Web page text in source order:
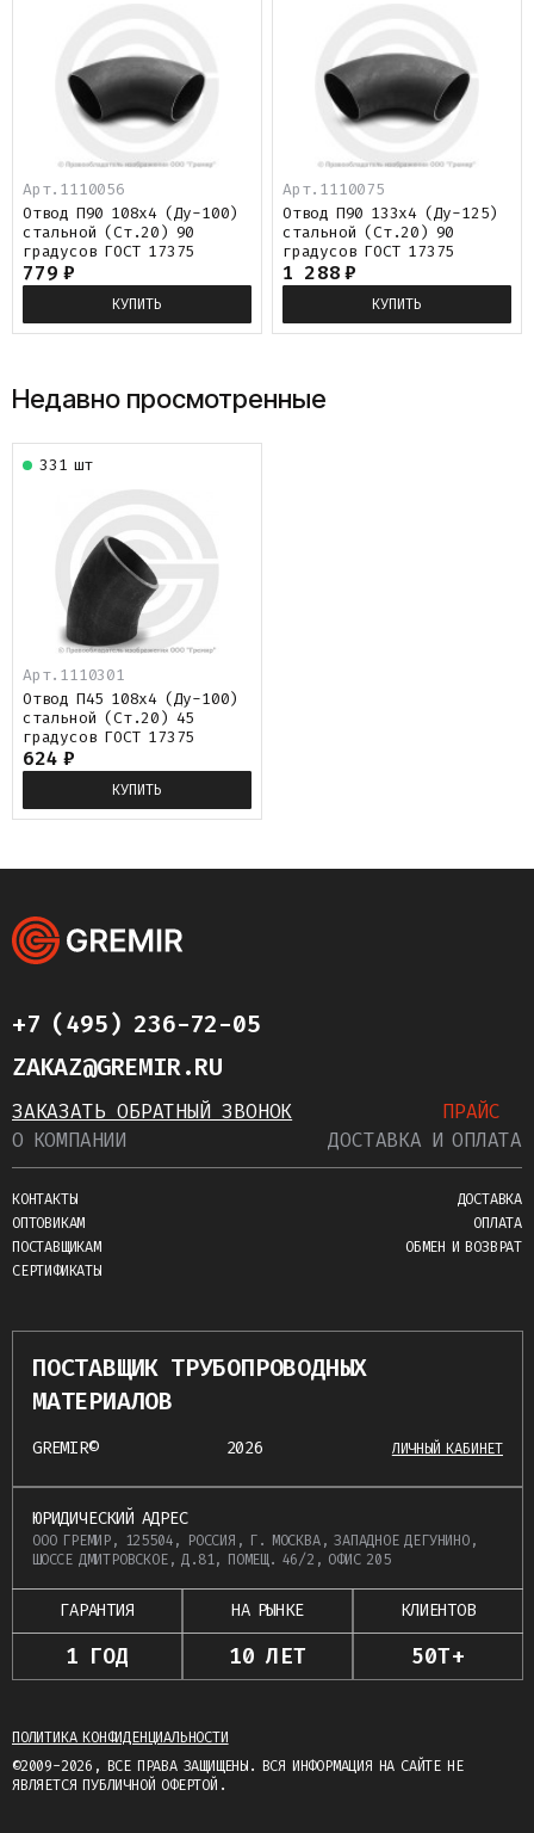
Арт.1110056
Отвод П90 108х4 (Ду-100)
стальной (Ст.20) 90
градусов ГОСТ 17375
779 ₽
КУПИТЬ
Арт.1110075
Отвод П90 133х4 (Ду-125)
стальной (Ст.20) 90
градусов ГОСТ 17375
1 288₽
КУПИТЬ
Недавно просмотренные
Арт. 1110301
331 шт
Отвод П45 108х4 (Ду-100)
стальной (Ст.20) 45
градусов ГОСТ 17375
624 ₽
КУПИТЬ
+7 (495) 236-72-05
ZAKAZ@GREMIR.RU
ЗАКАЗАТЬ ОБРАТНЫЙ ЗВОНОК
ПРАЙС
О КОМПАНИИ
КОНТАКТЫ
ОПТОВИКАМ
ПОСТАВЩИКАМ
СЕРТИФИКАТЫ
ДОСТАВКА И ОПЛАТА
ДОСТАВКА
ОПЛАТА
ОБМЕН И ВОЗВРАТ
ПОСТАВЩИК ТРУБОПРОВОДНЫХ
МАТЕРИАЛОВ
GREMIR© 2026 ЛИЧНЫЙ КАБИНЕТ
ЮРИДИЧЕСКИЙ АДРЕС
ООО ГРЕМИР, 125504, РОССИЯ, Г. МОСКВА, ЗАПАДНОЕ ДЕГУНИНО,
ШОССЕ ДМИТРОВСКОЕ, Д.81, ПОМЕЩ. 46/2, ОФИС 205
ГАРАНТИЯ
1 ГОД
НА РЫНКЕ
10 ЛЕТ
КЛИЕНТОВ
50Т+
©2009-2026, ВСЕ ПРАВА ЗАЩИЩЕНЫ. ВСЯ ИНФОРМАЦИЯ НА САЙТЕ НЕ
ЯВЛЯЕТСЯ ПУБЛИЧНОЙ ОФЕРТОЙ.
ПОЛИТИКА КОНФИДЕНЦИАЛЬНОСТИ